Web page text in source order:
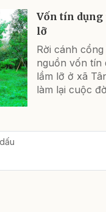
Vốn tín
lỡ
Rời cánh
nguồn vốn tín
lầm lỡ ở xã
làm lại cuộc